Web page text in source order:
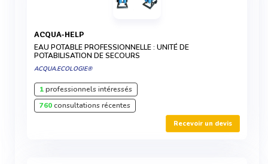
ACQUA-HELP
EAU POTABLE PROFESSIONNELLE : UNITÉ DE
POTABILISATION DE SECOURS
ACQUA.ECOLOGIE®
1professionnels intéressés
760consultations récentes
Recevoir un devis